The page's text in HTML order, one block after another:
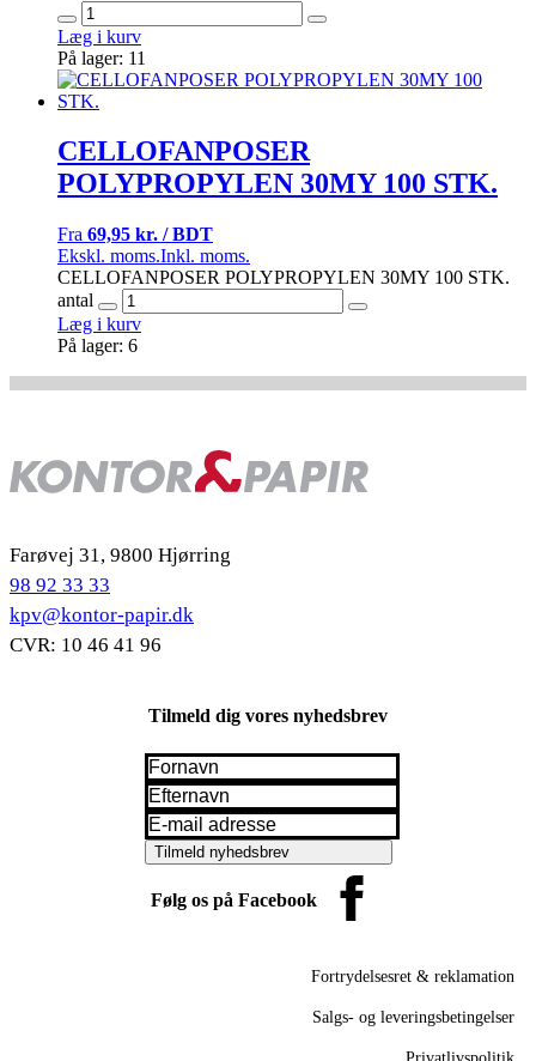
Læg i kurv
På lager: 11
CELLOFANPOSER
POLYPROPYLEN 30MY 100 STK.
Fra 69,95 kr. / BDT
Ekskl. moms.Inkl. moms.
CELLOFANPOSER POLYPROPYLEN 30MY 100 STK.
antal
Læg i kurv
På lager: 6
Farøvej 31, 9800 Hjørring
98 92 33 33
kpv@kontor-papir.dk
CVR: 10 46 41 96
Tilmeld dig vores nyhedsbrev
Fornavn
*
Efternavn
*
Email
*
Tilmeld nyhedsbrev
Følg os på Facebook
Fortrydelsesret & reklamation
Salgs- og leveringsbetingelser